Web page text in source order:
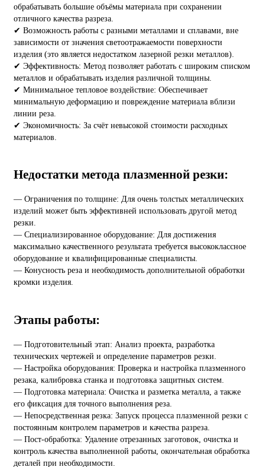
обрабатывать большие объёмы материала при сохранении
отличного качества разреза.
✔ Возможность работы с разными металлами и сплавами, вне
зависимости от значения светоотражаемости поверхности
изделия (это является недостатком лазерной резки металлов).
✔ Эффективность: Метод позволяет работать с широким списком
металлов и обрабатывать изделия различной толщины.
✔ Минимальное тепловое воздействие: Обеспечивает
минимальную деформацию и повреждение материала вблизи
линии реза.
✔ Экономичность: За счёт невысокой стоимости расходных
материалов.
Недостатки метода плазменной резки:
— Ограничения по толщине: Для очень толстых металлических
изделий может быть эффективней использовать другой метод
резки.
— Специализированное оборудование: Для достижения
максимально качественного результата требуется высококлассное
оборудование и квалифицированные специалисты.
— Конусность реза и необходимость дополнительной обработки
кромки изделия.
Этапы работы:
— Подготовительный этап: Анализ проекта, разработка
технических чертежей и определение параметров резки.
— Настройка оборудования: Проверка и настройка плазменного
резака, калибровка станка и подготовка защитных систем.
— Подготовка материала: Очистка и разметка металла, а также
его фиксация для точного выполнения реза.
— Непосредственная резка: Запуск процесса плазменной резки с
постоянным контролем параметров и качества разреза.
— Пост-обработка: Удаление отрезанных заготовок, очистка и
контроль качества выполненной работы, окончательная обработка
деталей при необходимости.